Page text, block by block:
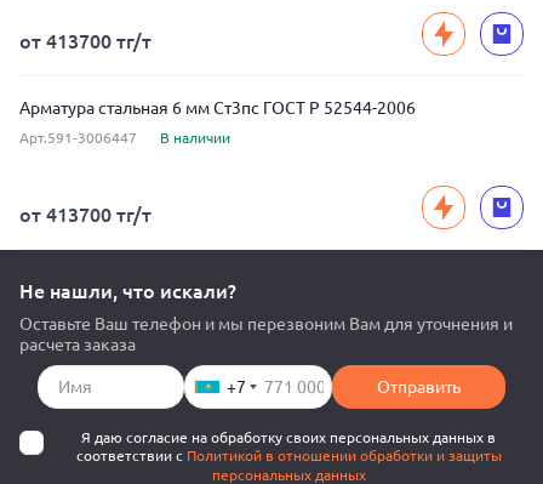
от 413700 тг/т
Арматура стальная 6 мм Ст3пс ГОСТ Р 52544-2006
Арт.591-3006447 В наличии
от 413700 тг/т
Не нашли, что искали?
Оставьте Ваш телефон и мы перезвоним Вам для уточнения и
расчета заказа
+7 Отправить
Я даю согласие на обработку своих персональных данных в
соответствии с Политикой в отношении обработки и защиты
персональных данных